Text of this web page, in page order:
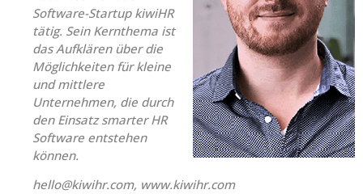
Software-Startup kiwiHR
tätig. Sein Kernthema ist
das Aufklären über die
Möglichkeiten für kleine
und mittlere
Unternehmen, die durch
den Einsatz smarter HR
Software entstehen
können.
hello@kiwihr.com, www.kiwihr.com